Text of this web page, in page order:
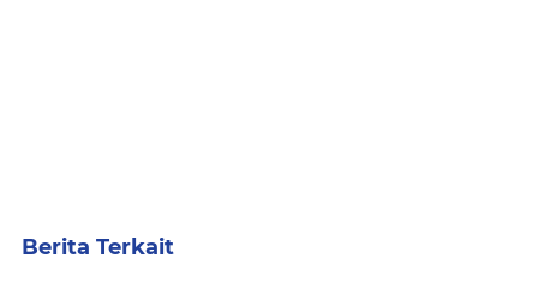
Berita Terkait